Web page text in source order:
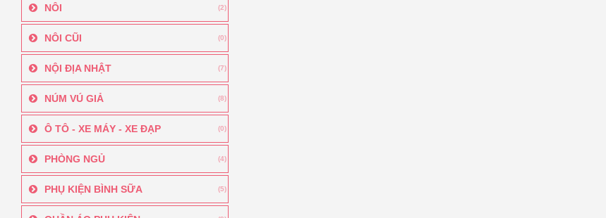
NÔI (2)
NÔI CŨI (0)
NỘI ĐỊA NHẬT (7)
NÚM VÚ GIẢ (8)
Ô TÔ - XE MÁY - XE ĐẠP (0)
PHÒNG NGỦ (4)
PHỤ KIỆN BÌNH SỮA (5)